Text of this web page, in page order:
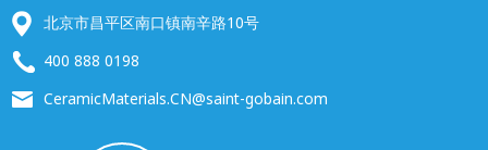
北京市昌平区南口镇南辛路10号
400 888 0198
CeramicMaterials.CN@saint-gobain.com